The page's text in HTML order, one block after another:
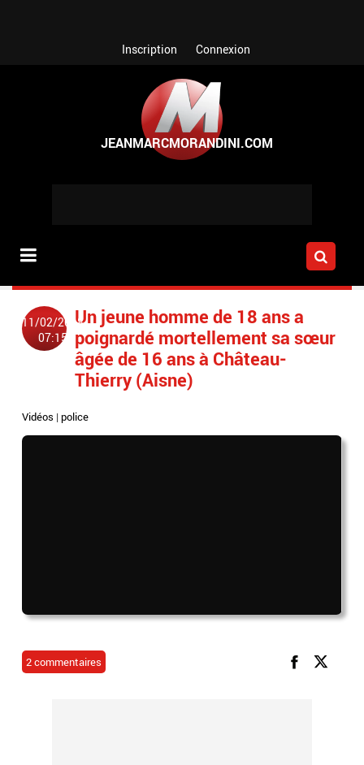
Inscription Connexion
11/02/2018
07:15
Un jeune homme de 18 ans a
poignardé mortellement sa sœur
âgée de 16 ans à Château-
Thierry (Aisne)
Vidéos |police
2 commentaires